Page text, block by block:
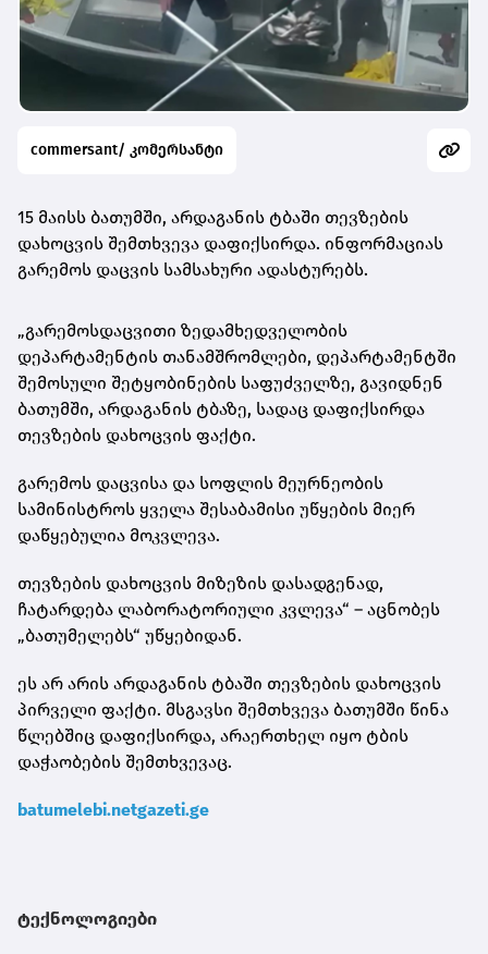
commersant/ კომერსანტი
15 მაისს ბათუმში, არდაგანის ტბაში თევზების
დახოცვის შემთხვევა დაფიქსირდა. ინფორმაციას
გარემოს დაცვის სამსახური ადასტურებს.
„გარემოსდაცვითი ზედამხედველობის
დეპარტამენტის თანამშრომლები, დეპარტამენტში
შემოსული შეტყობინების საფუძველზე, გავიდნენ
ბათუმში, არდაგანის ტბაზე, სადაც დაფიქსირდა
თევზების დახოცვის ფაქტი.
გარემოს დაცვისა და სოფლის მეურნეობის
სამინისტროს ყველა შესაბამისი უწყების მიერ
დაწყებულია მოკვლევა.
თევზების დახოცვის მიზეზის დასადგენად,
ჩატარდება ლაბორატორიული კვლევა“ – აცნობეს
„ბათუმელებს“ უწყებიდან.
ეს არ არის არდაგანის ტბაში თევზების დახოცვის
პირველი ფაქტი. მსგავსი შემთხვევა ბათუმში წინა
წლებშიც დაფიქსირდა, არაერთხელ იყო ტბის
დაჭაობების შემთხვევაც.
batumelebi.netgazeti.ge
ტექნოლოგიები